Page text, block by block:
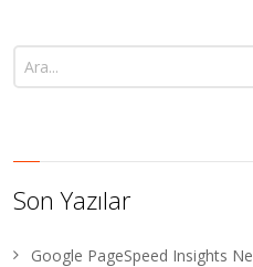
Son Yazılar
Google PageSpeed Insights